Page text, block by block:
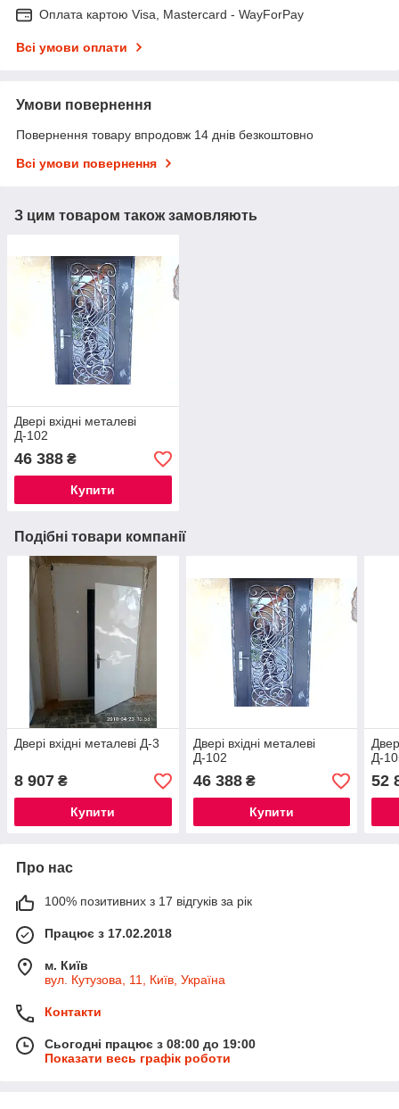
Оплата картою Visa, Mastercard - WayForPay
Всі умови оплати
Умови повернення
Повернення товару впродовж 14 днів безкоштовно
Всі умови повернення
З цим товаром також замовляють
Двері вхідні металеві
Д-102
46 388 ₴
Купити
Подібні товари компанії
Двері вхідні металеві Д-3
8 907 ₴
Купити
Двері вхідні металеві
Д-102
46 388₴
Купити
Д-
52
Про нас
100% позитивних з 17 відгуків за рік
Працює з 17.02.2018
м. Київ
вул. Кутузова, 11, Київ, Україна
Контакти
Сьогодні працює з 08:00 до 19:00
Показати весь графік роботи